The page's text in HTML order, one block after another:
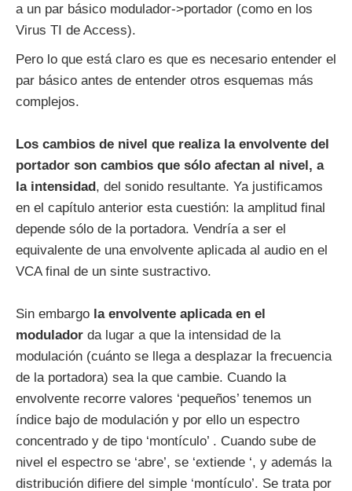
a un par básico modulador->portador (como en los
Virus TI de Access).
Pero lo que está claro es que es necesario entender el
par básico antes de entender otros esquemas más
complejos.
Los cambios de nivel que realiza la envolvente del
portador son cambios que sólo afectan al nivel, a
la intensidad, del sonido resultante. Ya justificamos
en el capítulo anterior esta cuestión: la amplitud final
depende sólo de la portadora. Vendría a ser el
equivalente de una envolvente aplicada al audio en el
VCA final de un sinte sustractivo.
Sin embargo la envolvente aplicada en el
modulador da lugar a que la intensidad de la
modulación (cuánto se llega a desplazar la frecuencia
de la portadora) sea la que cambie. Cuando la
envolvente recorre valores ‘pequeños’ tenemos un
índice bajo de modulación y por ello un espectro
concentrado y de tipo ‘montículo’ . Cuando sube de
nivel el espectro se ‘abre’, se ‘extiende ‘, y además la
distribución difiere del simple ‘montículo’. Se trata por